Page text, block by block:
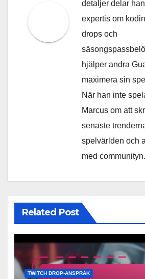
detaljer delar
expertis om
drops och
hjälper andra
maximera sin
När han inte
Marcus om att
senaste
spelvärlden och
med communityn.
Related Post
TWITCH DROP-ANSPRÅK